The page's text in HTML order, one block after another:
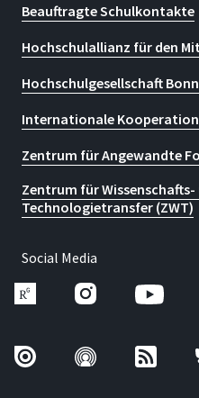
Beauftragte Schulkontakte
Hochschulallianz für den
Hochschulgesellschaft
Internationale
Zentrum für Angewandte
Zentrum für Wissenschafts-
Technologietransfer (ZWT)
Social Media